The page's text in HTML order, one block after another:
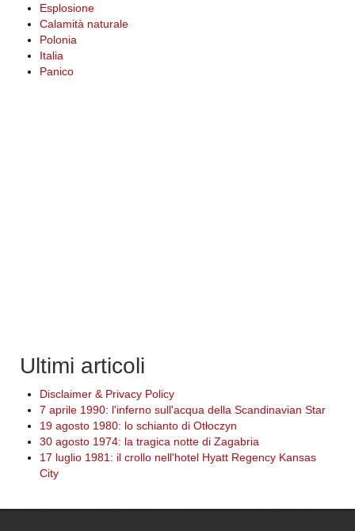
Esplosione
Calamità naturale
Polonia
Italia
Panico
Ultimi articoli
Disclaimer & Privacy Policy
7 aprile 1990: l'inferno sull'acqua della Scandinavian Star
19 agosto 1980: lo schianto di Otłoczyn
30 agosto 1974: la tragica notte di Zagabria
17 luglio 1981: il crollo nell'hotel Hyatt Regency Kansas
City